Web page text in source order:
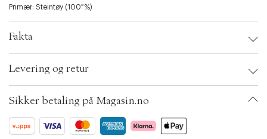
.
r
t
n
s
e
Primær: Steintøy (100 %)
Fakta
EAN: 5707644903326
ID: BKJJ29-0008
Levering og retur
Sikker betaling på Magasin.no